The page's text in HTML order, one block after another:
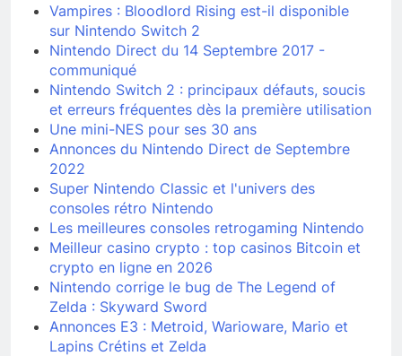
Vampires : Bloodlord Rising est-il disponible
sur Nintendo Switch 2
Nintendo Direct du 14 Septembre 2017 -
communiqué
Nintendo Switch 2 : principaux défauts, soucis
et erreurs fréquentes dès la première utilisation
Une mini-NES pour ses 30 ans
Annonces du Nintendo Direct de Septembre
2022
Super Nintendo Classic et l'univers des
consoles rétro Nintendo
Les meilleures consoles retrogaming Nintendo
Meilleur casino crypto : top casinos Bitcoin et
crypto en ligne en 2026
Nintendo corrige le bug de The Legend of
Zelda : Skyward Sword
Annonces E3 : Metroid, Warioware, Mario et
Lapins Crétins et Zelda